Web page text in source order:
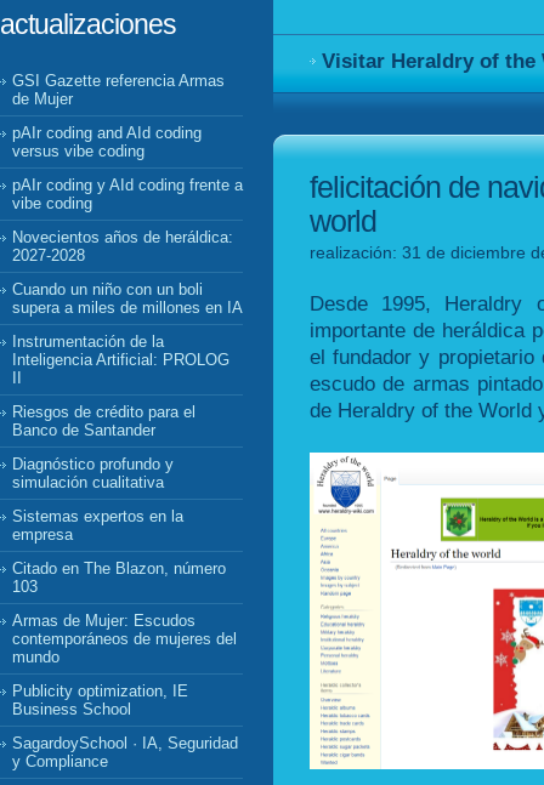
actualizaciones
GSI Gazette referencia Armas
de Mujer
pAIr coding and AId coding
versus vibe coding
pAIr coding y AId coding frente a
vibe coding
Novecientos años de heráldica:
2027-2028
Cuando un niño con un boli
supera a miles de millones en IA
Instrumentación de la
Inteligencia Artificial: PROLOG
Riesgos de crédito para el
Banco de Santander
Diagnóstico profundo y
simulación cualitativa
Sistemas expertos en la
empresa
Citado en The Blazon, número
103
Armas de Mujer: Escudos
contemporáneos de mujeres del
mundo
Publicity optimization, IE
Business School
SagardoySchool · IA, Seguridad
y Compliance
Visitar Heraldry of
felicitación de
world
realización: 31 de diciembre
Desde 1995,
importante de heráldica
el fundador y
escudo de armas
de Heraldry of the World